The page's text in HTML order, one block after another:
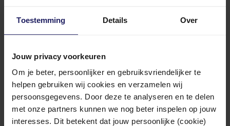
Toestemming Details Over
Jouw privacy voorkeuren
Om je beter, persoonlijker en gebruiksvriendelijker te
helpen gebruiken wij cookies en verzamelen wij
persoonsgegevens. Door deze te analyseren en te delen
met onze partners kunnen we nog beter inspelen op jouw
interesses. Dit betekent dat jouw persoonlijke (cookie)
Veiligheidsafdekplaat
Verbindingsset(2)
(2)
Vergrendelingsset(3)